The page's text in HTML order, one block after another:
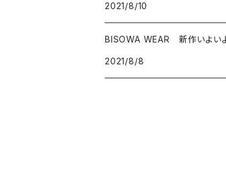
ハーキマーダイアモンド
スモーキークォーツ
2021/8/10
BISOWA WEAR 新作いよい
2021/8/8